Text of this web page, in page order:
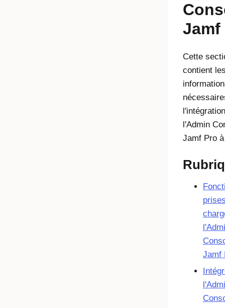
Jamf
Cette
contient
l'Admin
Jamf Pro
Jamf